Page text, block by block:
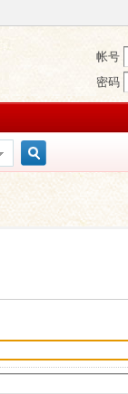
帐号
密码